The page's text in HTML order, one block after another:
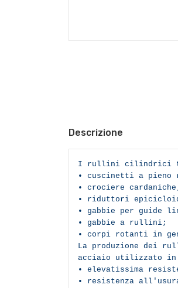
Descrizione
I rullini cilindrici
• cuscinetti a pieno
• crociere
• riduttori
• gabbie per guide
• gabbie a rullini;
• corpi rotanti in
La produzione dei
acciaio utilizzato in
• elevatissima
• resistenza